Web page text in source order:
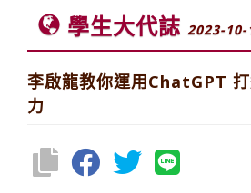
學生大代誌 2023-10-
李啟龍教你運用ChatGPT
力